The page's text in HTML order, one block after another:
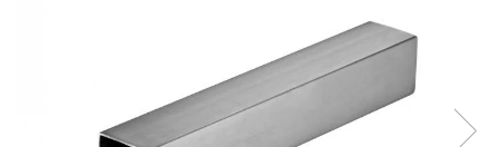
Sodrony és kiegészítők